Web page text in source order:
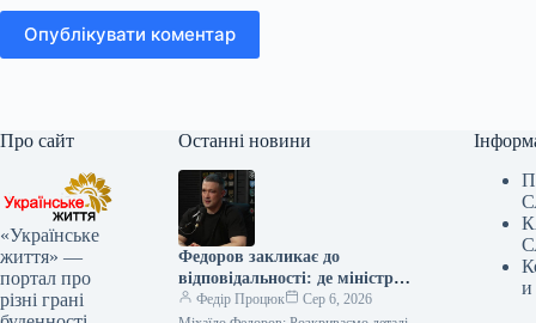
Опублікувати коментар
Про сайт
«Українське
життя» —
портал про
різні грані
Останні новини
Федоров закликає до
відповідальності: де міністр
оборони?
Федір Процюк
Сер 6, 2026
и